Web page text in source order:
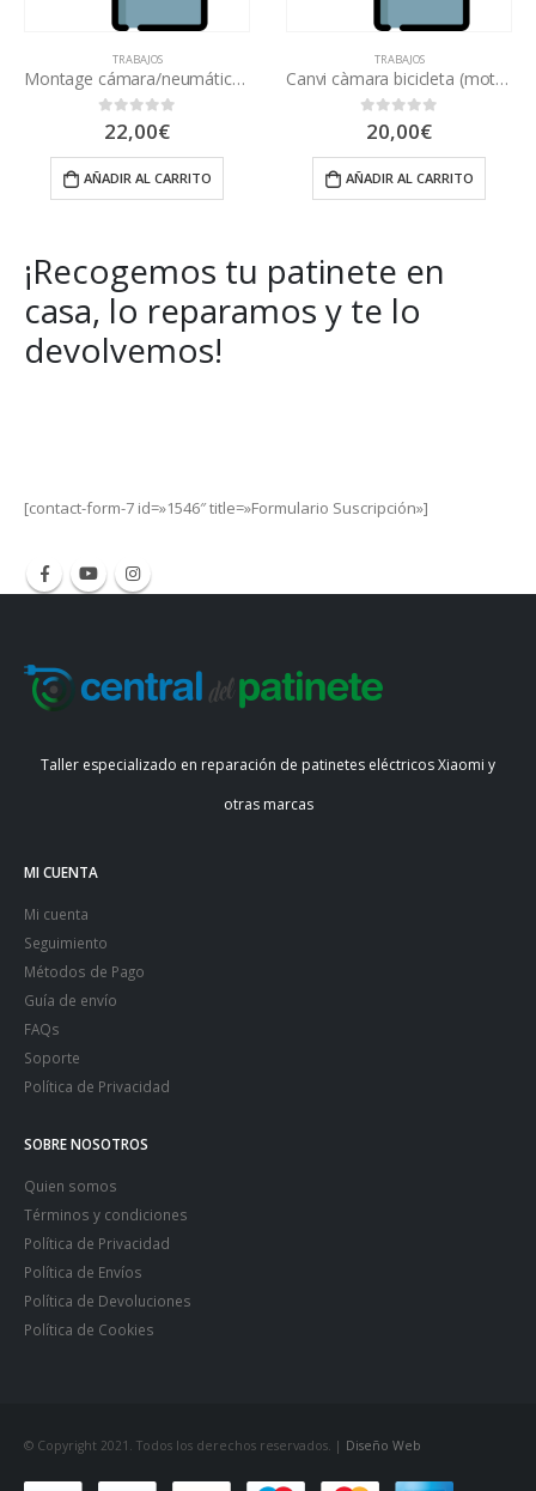
Montage cámara/neumático patinete Cecotec Bongo serie A/Outsider
AÑADIR AL CARRITO
Canvi càmara bicicleta (motor)
AÑADIR AL CARRITO
¡Recogemos tu patinete en
casa, lo reparamos y te lo
devolvemos!
[contact-form-7 id=»1546″ title=»Formulario Suscripción»]
Taller especializado en reparación de patinetes eléctricos Xiaomi y
otras marcas
MI CUENTA
Mi cuenta
Seguimiento
Métodos de Pago
Guía de envío
FAQs
Soporte
Política de Privacidad
SOBRE NOSOTROS
Quien somos
Términos y condiciones
Política de Privacidad
Política de Envíos
Política de Devoluciones
Política de Cookies
© Copyright 2021. Todos los derechos reservados. | Diseño Web